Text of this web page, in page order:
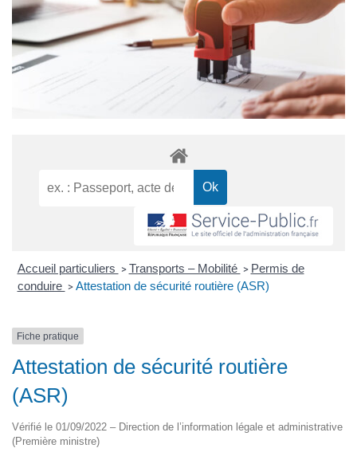
Accueil particuliers > Transports – Mobilité > Permis de
conduire > Attestation de sécurité routière (ASR)
Fiche pratique
Attestation de sécurité routière
(ASR)
Vérifié le 01/09/2022 – Direction de l’information légale et administrative
(Première ministre)